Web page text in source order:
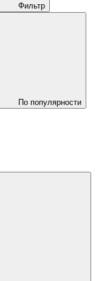
Фильтр
По популярности